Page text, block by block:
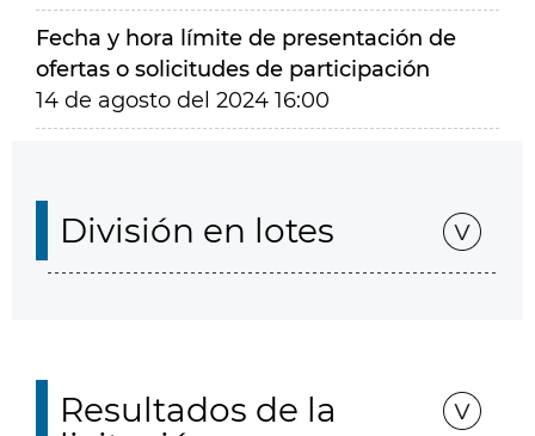
Fecha y hora límite de presentación de
ofertas o solicitudes de participación
14 de agosto del 2024 16:00
División en lotes
Resultados de la